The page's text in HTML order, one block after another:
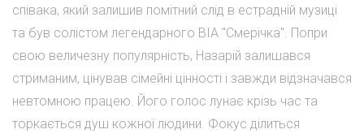
співака, який залишив помітний слід в естрадній музиці
та був солістом легендарного ВІА "Смерічка". Попри
свою величезну популярність, Назарій залишався
стриманим, цінував сімейні цінності і завжди відзначався
невтомною працею. Його голос лунає крізь час та
торкається душ кожної людини. Фокус ділиться